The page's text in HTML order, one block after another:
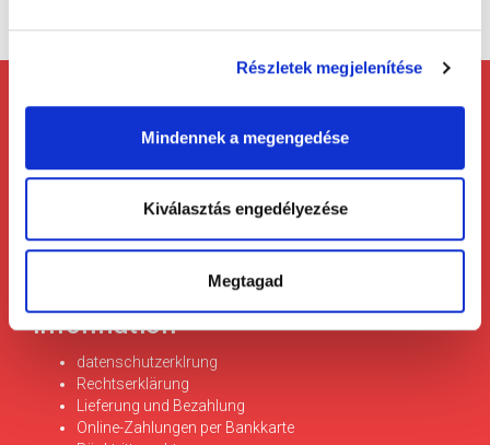
Részletek megjelenítése
Mindennek a megengedése
Kiválasztás engedélyezése
Megtagad
Kontakt
Telefon: +36 1 450-0897
Email:patikapack@patikapack.com
Addresse: 1139 Budapest, Üteg u. 49.
Information
datenschutzerklrung
Rechtserklärung
Lieferung und Bezahlung
Online-Zahlungen per Bankkarte